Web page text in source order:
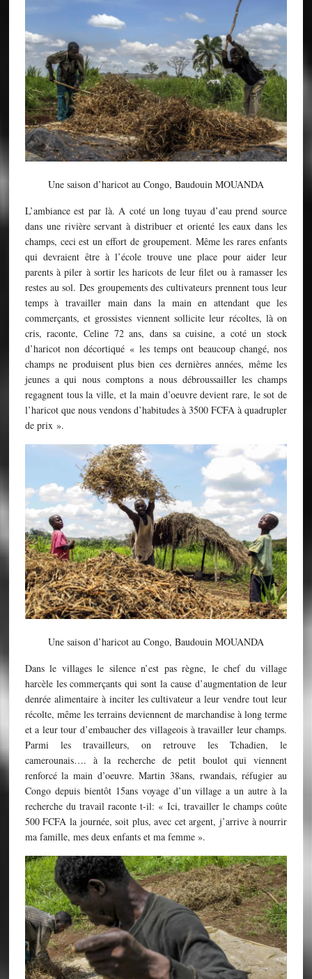
Une saison d’haricot au Congo, Baudouin MOUANDA
L’ambiance est par là. A coté un long tuyau d’eau prend source
dans une rivière servant à distribuer et orienté les eaux dans les
champs, ceci est un effort de groupement. Même les rares enfants
qui devraient être à l’école trouve une place pour aider leur
parents à piler à sortir les haricots de leur filet ou à ramasser les
restes au sol. Des groupements des cultivateurs prennent tous leur
temps à travailler main dans la main en attendant que les
commerçants, et grossistes viennent sollicite leur récoltes, là on
cris, raconte, Celine 72 ans, dans sa cuisine, a coté un stock
d’haricot non décortiqué « les temps ont beaucoup changé, nos
champs ne produisent plus bien ces dernières années, même les
jeunes a qui nous comptons a nous débroussailler les champs
regagnent tous la ville, et la main d’oeuvre devient rare, le sot de
l’haricot que nous vendons d’habitudes à 3500 FCFA à quadrupler
de prix ».
Une saison d’haricot au Congo, Baudouin MOUANDA
Dans le villages le silence n’est pas règne, le chef du village
harcèle les commerçants qui sont la cause d’augmentation de leur
denrée alimentaire à inciter les cultivateur a leur vendre tout leur
récolte, même les terrains deviennent de marchandise à long terme
et a leur tour d’embaucher des villageois à travailler leur champs.
Parmi les travailleurs, on retrouve les Tchadien, le
camerounais…. à la recherche de petit boulot qui viennent
renforcé la main d’oeuvre. Martin 38ans, rwandais, réfugier au
Congo depuis bientôt 15ans voyage d’un village a un autre à la
recherche du travail raconte t-il: « Ici, travailler le champs coûte
500 FCFA la journée, soit plus, avec cet argent, j’arrive à nourrir
ma famille, mes deux enfants et ma femme ».